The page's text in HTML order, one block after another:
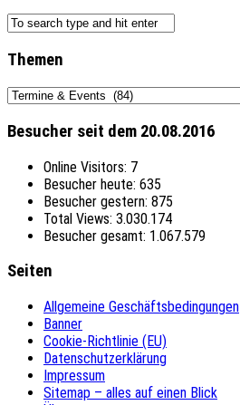
Themen
Themen
Besucher seit dem 20.08.2016
Online Visitors: 7
Besucher heute: 635
Besucher gestern: 875
Total Views: 3.030.174
Besucher gesamt: 1.067.579
Seiten
Allgemeine Geschäftsbedingungen
Banner
Cookie-Richtlinie (EU)
Datenschutzerklärung
Impressum
Sitemap – alles auf einen Blick